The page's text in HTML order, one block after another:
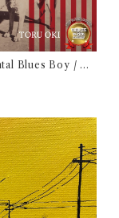
Blues Boy / 大